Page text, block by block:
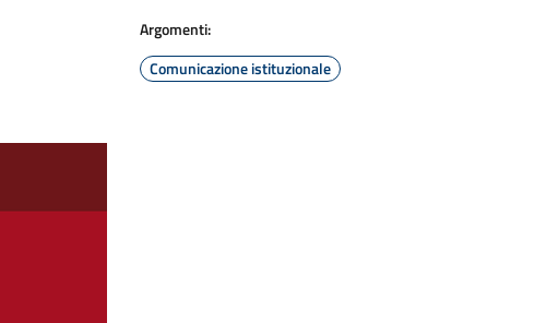
Argomenti:
Comunicazione istituzionale